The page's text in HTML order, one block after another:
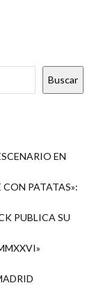
Buscar
EN
CON PATATAS»:
PUBLICA SU